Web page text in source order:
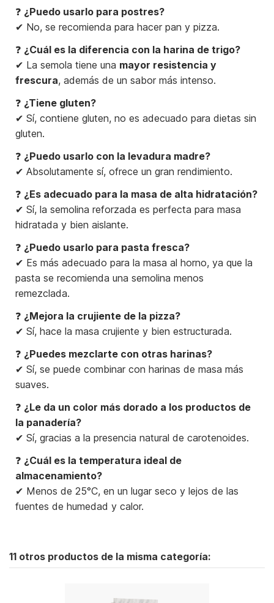
❓ ¿Puedo usarlo para postres?
✔ No, se recomienda para hacer pan y pizza.
❓ ¿Cuál es la diferencia con la harina de trigo?
✔ La semola tiene una mayor resistencia y
frescura, además de un sabor más intenso.
❓ ¿Tiene gluten?
✔ Sí, contiene gluten, no es adecuado para dietas sin
gluten.
❓ ¿Puedo usarlo con la levadura madre?
✔ Absolutamente sí, ofrece un gran rendimiento.
❓ ¿Es adecuado para la masa de alta hidratación?
✔ Sí, la semolina reforzada es perfecta para masa
hidratada y bien aislante.
❓ ¿Puedo usarlo para pasta fresca?
✔ Es más adecuado para la masa al horno, ya que la
pasta se recomienda una semolina menos
remezclada.
❓ ¿Mejora la crujiente de la pizza?
✔ Sí, hace la masa crujiente y bien estructurada.
❓ ¿Puedes mezclarte con otras harinas?
✔ Sí, se puede combinar con harinas de masa más
suaves.
❓ ¿Le da un color más dorado a los productos de
la panadería?
✔ Sí, gracias a la presencia natural de carotenoides.
❓ ¿Cuál es la temperatura ideal de
almacenamiento?
✔ Menos de 25°C, en un lugar seco y lejos de las
fuentes de humedad y calor.
11 otros productos de la misma categoría: